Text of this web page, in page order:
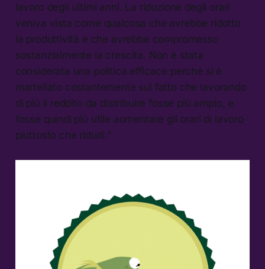
lavoro degli ultimi anni. La riduzione degli orari
veniva vista come qualcosa che avrebbe ridotto
la produttività e che avrebbe compromesso
sostanzialmente la crescita. Non è stata
considerata una politica efficace perché si è
martellato costantemente sul fatto che lavorando
di più il reddito da distribuire fosse più ampio, e
fosse quindi più utile aumentare gli orari di lavoro
piuttosto che ridurli.”